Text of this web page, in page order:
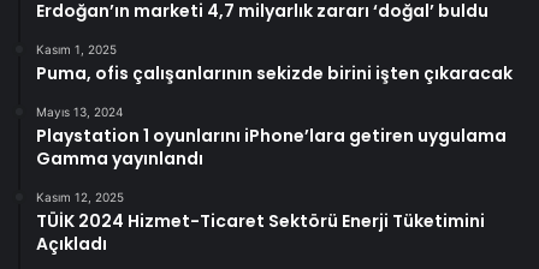
Erdoğan’ın marketi 4,7 milyarlık zararı ‘doğal’ buldu
Kasım 1, 2025
Puma, ofis çalışanlarının sekizde birini işten çıkaracak
Mayıs 13, 2024
Playstation 1 oyunlarını iPhone’lara getiren uygulama
Gamma yayınlandı
Kasım 12, 2025
TÜİK 2024 Hizmet-Ticaret Sektörü Enerji Tüketimini
Açıkladı